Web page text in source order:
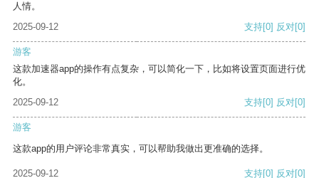
人情。
2025-09-12
支持[0] 反对[0]
游客
这款加速器app的操作有点复杂，可以简化一下，比如将设置页面进行优
化。
2025-09-12
支持[0] 反对[0]
游客
这款app的用户评论非常真实，可以帮助我做出更准确的选择。
2025-09-12 支持[0] 反对[0]